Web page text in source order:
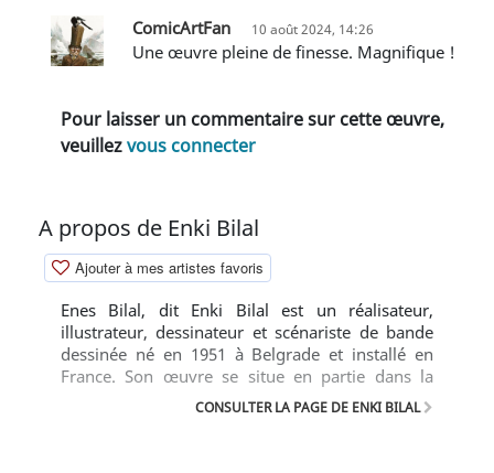
ComicArtFan
10 août 2024, 14:26
Une œuvre pleine de finesse. Magnifique !
Pour laisser un commentaire sur cette œuvre,
veuillezvous connecter
A propos de Enki Bilal
Ajouter à mes artistes favoris
Enes Bilal, dit Enki Bilal est un réalisateur,
illustrateur, dessinateur et scénariste de bande
dessinée né en 1951 à Belgrade et installé en
France. Son œuvre se situe en partie dans la
science-fiction et aborde notamment les thèmes
du temps et de la mémoire. En 1987, il obtient le
CONSULTER LA PAGE DE ENKI BILAL